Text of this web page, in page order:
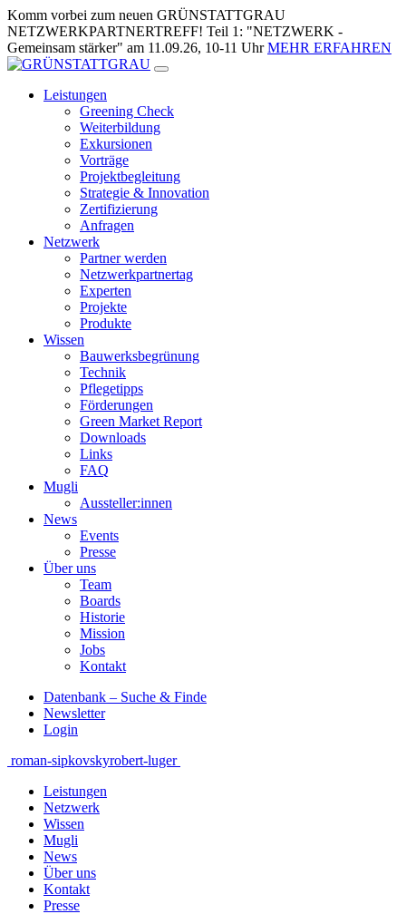
Zum
Inhalt
springen
Komm vorbei zum neuen GRÜNSTATTGRAU
NETZWERKPARTNERTREFF! Teil 1: "NETZWERK -
Gemeinsam stärker" am 11.09.26, 10-11 UhrMEHR ERFAHREN
Leistungen
Greening Check
Weiterbildung
Exkursionen
Vorträge
Projektbegleitung
Strategie & Innovation
Zertifizierung
Anfragen
Netzwerk
Partner werden
Netzwerkpartnertag
Experten
Projekte
Produkte
Wissen
Bauwerksbegrünung
Technik
Pflegetipps
Förderungen
Green Market Report
Downloads
Links
FAQ
Mugli
Aussteller:innen
News
Events
Presse
Über uns
Team
Boards
Historie
Mission
Jobs
Kontakt
Datenbank – Suche & Finde
Newsletter
Login
Beitragsnavigation
roman-sipkovskyrobert-luger
Leistungen
Netzwerk
Wissen
Mugli
News
Über uns
Kontakt
Presse